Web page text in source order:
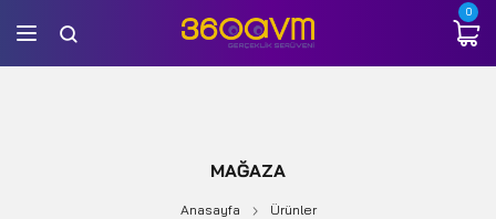
0
MAĞAZA
Anasayfa Ürünler